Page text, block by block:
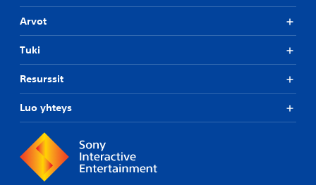
Arvot
Tuki
Resurssit
Luo yhteys